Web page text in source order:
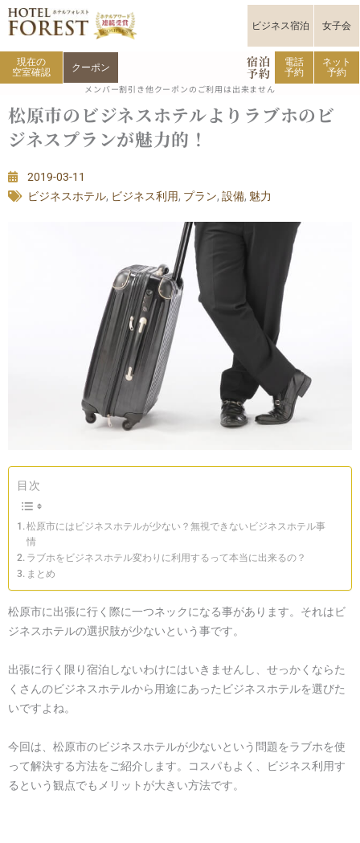
内
容
プ
ビジネス宿泊 女子会
現在の
空室確認
クーポン 宿泊
予約
電話
予約
ネット
予約
メンバー割引き他クーポンのご利用は出来ません
松原市のビジネスホテルよりラブホのビ
ジネスプランが魅力的！
2019-03-11
ビジネスホテル, ビジネス利用, プラン, 設備, 魅力
目次
松原市にはビジネスホテルが少ない？無視できないビジネスホテル事
情
ラブホをビジネスホテル変わりに利用するって本当に出来るの？
まとめ
松原市に出張に行く際に一つネックになる事があります。それはビ
ジネスホテルの選択肢が少ないという事です。
出張に行く限り宿泊しないわけにはいきませんし、せっかくならた
くさんのビジネスホテルから用途にあったビジネスホテルを選びた
いですよね。
今回は、松原市のビジネスホテルが少ないという問題をラブホを使
って解決する方法をご紹介します。コスパもよく、ビジネス利用す
るという観点でもメリットが大きい方法です。